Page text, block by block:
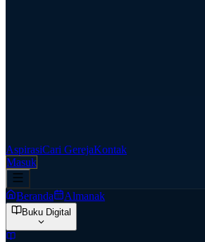
AspirasiCari GerejaKontak
Masuk
Beranda Almanak
Buku Digital